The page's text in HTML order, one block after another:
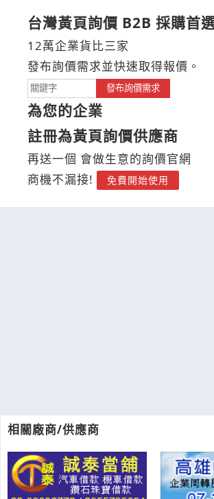
台灣黃頁詢價 B2B 採購首
12萬企業貨比三家
發布詢價需求並快速取得報價。
發布詢價需求
為您的企業
註冊為黃頁詢價供應商
再送一個 會做生意的詢價官網
商機不漏接!
免費開始使用
相關廠商/供應商